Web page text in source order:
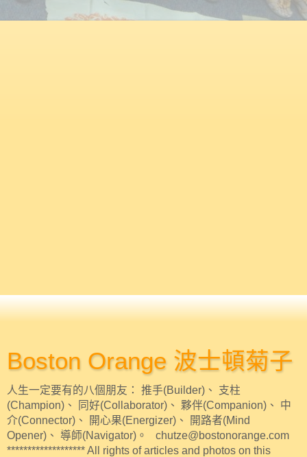
Boston Orange 波士頓菊子
人生一定要有的八個朋友： 推手(Builder)、 支柱
(Champion)、 同好(Collaborator)、 夥伴(Companion)、 中
介(Connector)、 開心果(Energizer)、 開路者(Mind
Opener)、 導師(Navigator)。 chutze@bostonorange.com
******************* All rights of articles and photos on this